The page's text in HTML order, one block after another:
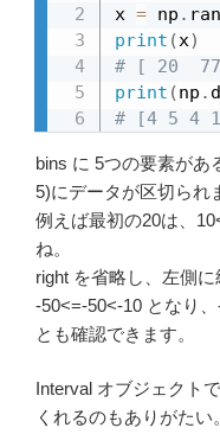
x = np .
print (x)
# [ 20
print (np .
# [4 5 4
bins に 5つの要素があ
5)にデータが区切られ
例えば最初の20は、
ね。
right を省略し、左側に
-50<=-50<-10 となり
とも確認できます。
Interval オブジェクト
くれるのもありがたい。